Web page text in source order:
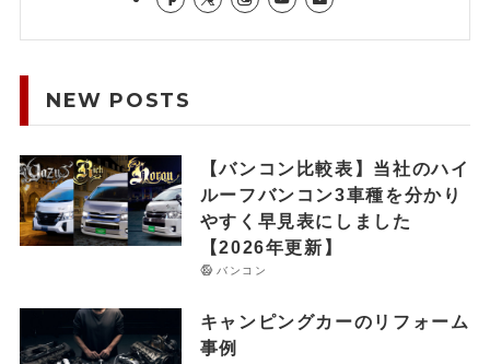
NEW POSTS
【バンコン比較表】当社のハイ
ルーフバンコン3車種を分かり
やすく早見表にしました
【2026年更新】
バンコン
キャンピングカーのリフォーム
事例